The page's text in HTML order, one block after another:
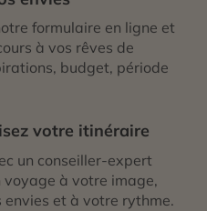
formulaire en ligne et
à vos rêves de
budget, période
votre itinéraire
un conseiller-expert
voyage à votre image,
et à votre rythme.